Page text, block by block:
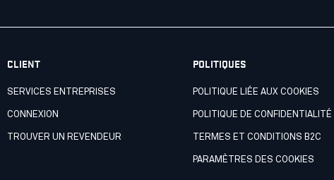
CLIENT
SERVICES ENTREPRISES
CONNEXION
TROUVER UN REVENDEUR
POLITIQUES
POLITIQUE LIÉE AUX COOKIES
POLITIQUE DE CONFIDENTIALITÉ
TERMES ET CONDITIONS B2C
PARAMÈTRES DES COOKIES